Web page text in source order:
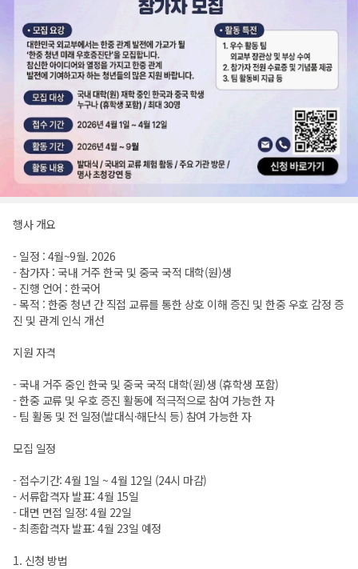
행사 개요
- 일정 : 4월~9월. 2026
- 참가자 : 국내 거주 한국 및 중국 국적 대학(원)생
- 진행 언어 : 한국어
- 목적 : 한중 청년 간 직접 교류를 통한 상호 이해 증진 및 한중 우호 감정 증
진 및 관계 인식 개선
지원 자격
- 국내 거주 중인 한국 및 중국 국적 대학(원)생 (휴학생 포함)
- 한중 교류 및 우호 증진 활동에 적극적으로 참여 가능한 자
- 팀 활동 및 전 일정(발대식·해단식 등) 참여 가능한 자
모집 일정
- 접수기간: 4월 1일 ~ 4월 12일 (24시 마감)
- 서류합격자 발표: 4월 15일
- 대면 면접 일정: 4월 22일
- 최종합격자 발표: 4월 23일 예정
1. 신청 방법